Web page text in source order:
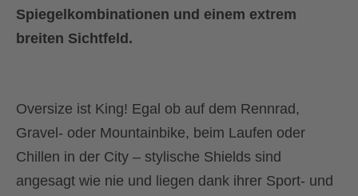
Spiegelkombinationen und einem extrem
breiten Sichtfeld.
Oversize ist King! Egal ob auf dem Rennrad,
Gravel- oder Mountainbike, beim Laufen oder
Chillen in der City – stylische Shields sind
angesagt wie nie und liegen dank ihrer Sport- und